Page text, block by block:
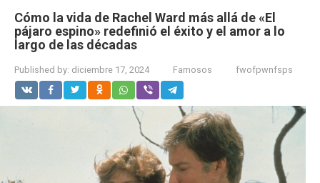
Cómo la vida de Rachel Ward más allá de «El
pájaro espino» redefinió el éxito y el amor a lo
largo de las décadas
Published by: diciembre 17, 2024 Famosos fwofpwnfsps